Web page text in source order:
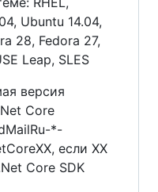
Ubuntu 14.04,
28, Fedora 27,
Leap, SLES
версия
Core
*-
если XX
Core SDK